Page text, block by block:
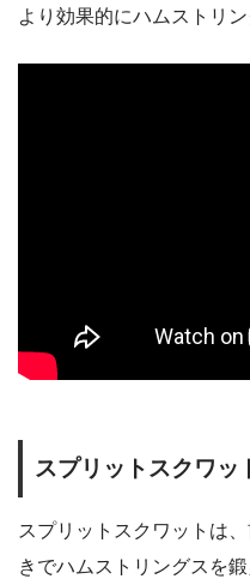
より効果的にハムストリ
スプリットスクワッ
スプリットスクワットは
きでハムストリングスを鍛